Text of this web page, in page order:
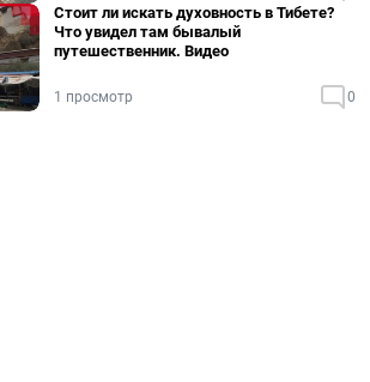
Стоит ли искать духовность в Тибете?
Что увидел там бывалый
путешественник. Видео
1 просмотр 0